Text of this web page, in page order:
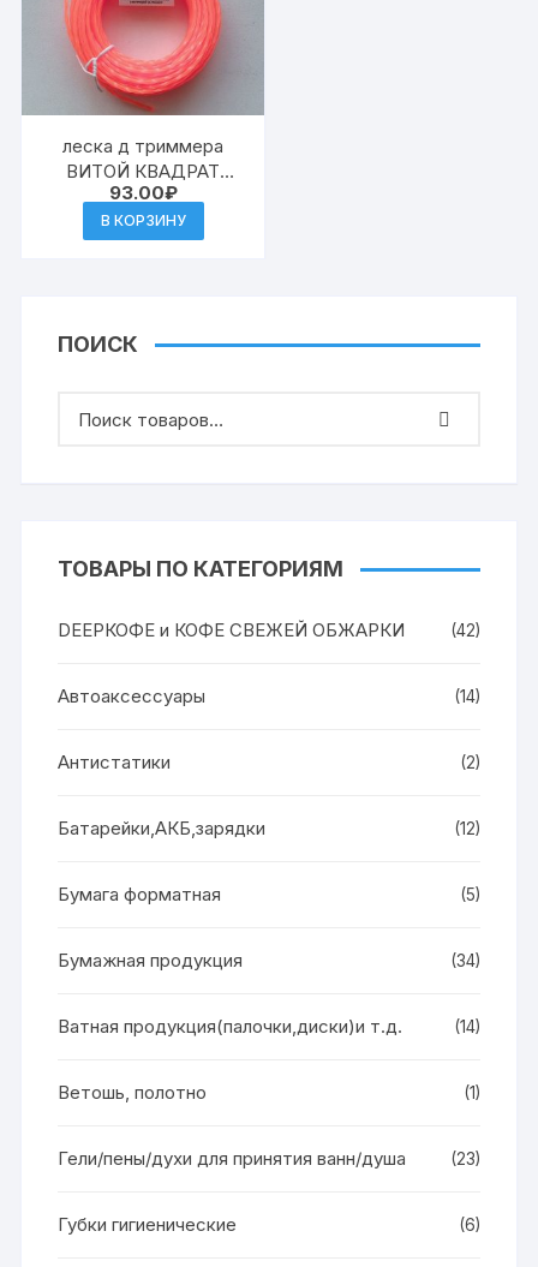
леска д триммера
ВИТОЙ КВАДРАТ
2,4мм (15м) нейлон
93.00₽
В КОРЗИНУ
ПОИСК
ТОВАРЫ ПО КАТЕГОРИЯМ
DEEPКОФЕ и КОФЕ СВЕЖЕЙ ОБЖАРКИ (42)
Автоаксессуары (14)
Антистатики (2)
Батарейки,АКБ,зарядки (12)
Бумага форматная (5)
Бумажная продукция (34)
Ватная продукция(палочки,диски)и т.д. (14)
Ветошь, полотно (1)
Гели/пены/духи для принятия ванн/душа (23)
Губки гигиенические (6)